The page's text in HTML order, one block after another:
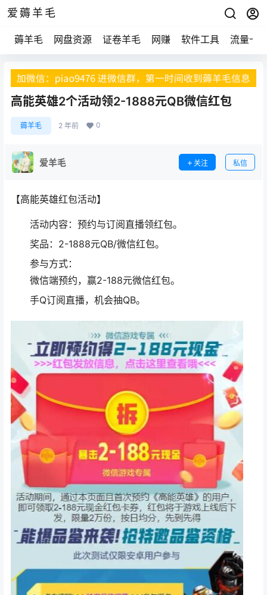
爱薅羊毛
薅羊毛 网盘资源 证卷羊毛 网赚 软件工具 流量卡
高能英雄2个活动领2-1888元QB微信红包
薅羊毛 2 年前 0
爱羊毛 关注 私信
【高能英雄红包活动】
活动内容：预约与订阅直播领红包。
奖品：2-1888元QB/微信红包。
参与方式：
微信端预约，赢2-188元微信红包。
手Q订阅直播，机会抽QB。